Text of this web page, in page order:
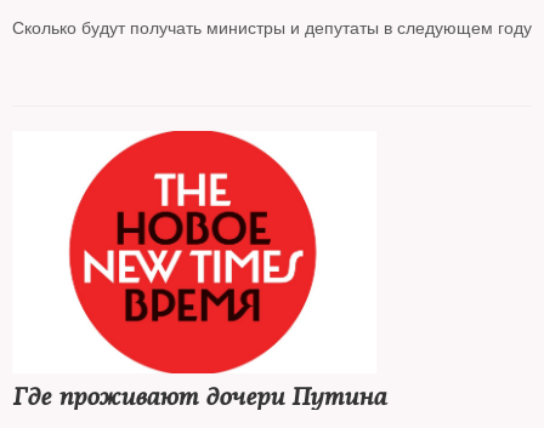
Сколько будут получать министры и депутаты в следующем году
Где проживают дочери Путина